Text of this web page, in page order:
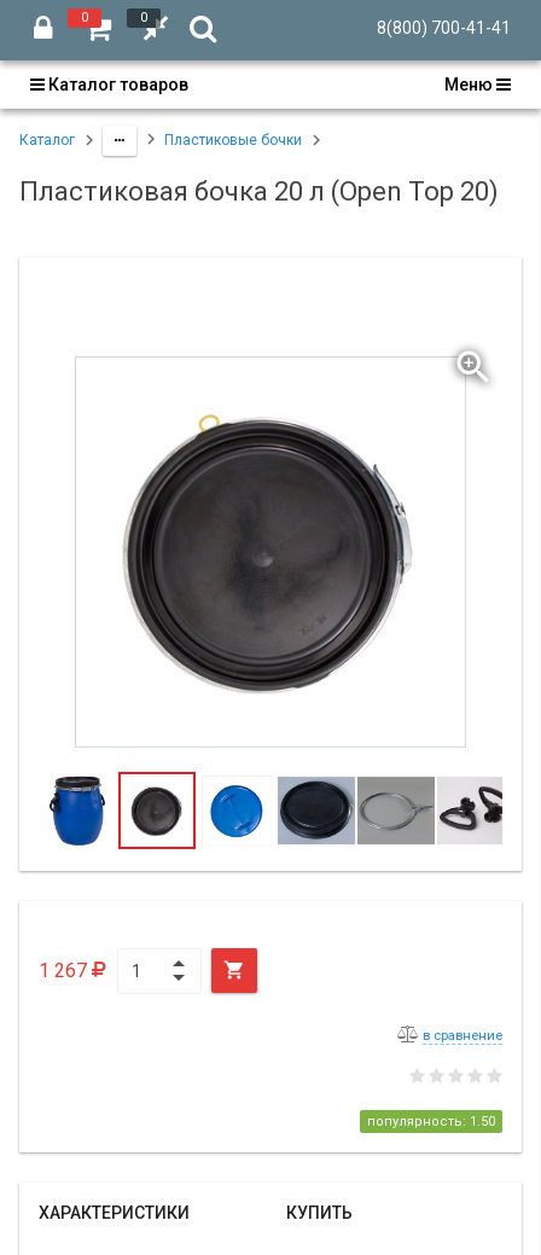
0 0
8(800) 700-41-41
Каталог товаров Меню
Каталог Пластиковые бочки
Пластиковая бочка 20 л (Open Top 20)
1 267 
в сравнение
популярность: 1.50
ХАРАКТЕРИСТИКИ КУПИТЬ